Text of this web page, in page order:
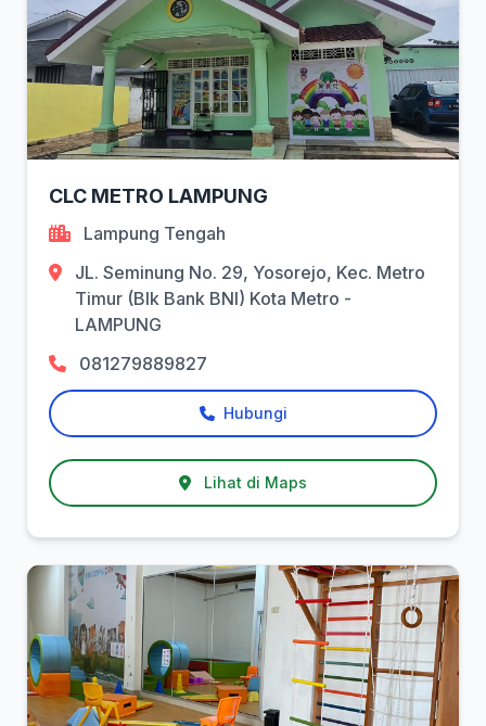
CLC METRO LAMPUNG
Lampung Tengah
JL. Seminung No. 29, Yosorejo, Kec. Metro
Timur (Blk Bank BNI) Kota Metro -
LAMPUNG
081279889827
Hubungi
Lihat di Maps